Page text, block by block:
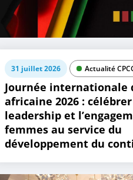
31 juillet 2026 Actualité
Journée internationale
africaine 2026 :
leadership et
femmes au service du
développement du